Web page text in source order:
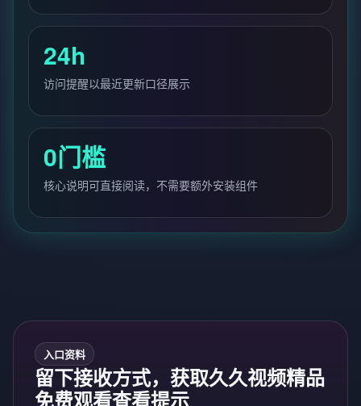
24h
访问提醒以最近更新口径展示
0门槛
核心说明可直接阅读，不需要额外安装组件
入口资料
留下接收方式，获取久久视频精品
免费观看查看提示